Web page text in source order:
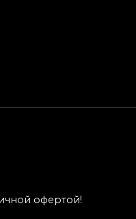
офертой!